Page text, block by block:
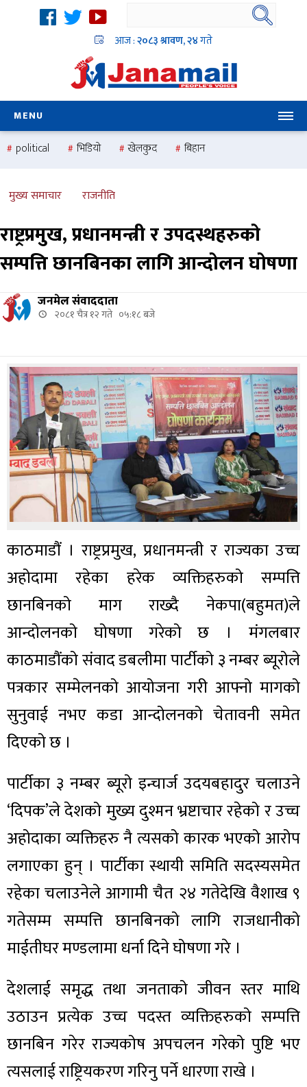
आज :२०८३ श्रावण, २४गते
MENU
political भिडियो खेलकुद
बिहान
national
health
मुख्य समाचार राजनीति
राष्ट्रप्रमुख, प्रधानमन्त्री र उपदस्थहरुको
सम्पत्ति छानबिनका लागि आन्दोलन घोषणा
जनमेल संवाददाता
२०८१ चैत्र १२ गते ०५:१८ बजे
काठमाडौं । राष्ट्रप्रमुख, प्रधानमन्त्री र राज्यका उच्च
अहोदामा रहेका हरेक व्यक्तिहरुको सम्पत्ति
छानबिनको माग राख्दै नेकपा(बहुमत)ले
आन्दोलनको घोषणा गरेको छ । मंगलबार
काठमाडौंको संवाद डबलीमा पार्टीको ३ नम्बर ब्यूरोले
पत्रकार सम्मेलनको आयोजना गरी आफ्नो मागको
सुनुवाई नभए कडा आन्दोलनको चेतावनी समेत
दिएको छ ।
पार्टीका ३ नम्बर ब्यूरो इन्चार्ज उदयबहादुर चलाउने
‘दिपक’ले देशको मुख्य दुश्मन भ्रष्टाचार रहेको र उच्च
अहोदाका व्यक्तिहरु नै त्यसको कारक भएको आरोप
लगाएका हुन् । पार्टीका स्थायी समिति सदस्यसमेत
रहेका चलाउनेले आगामी चैत २४ गतेदेखि वैशाख ९
गतेसम्म सम्पत्ति छानबिनको लागि राजधानीको
माईतीघर मण्डलामा धर्ना दिने घोषणा गरे ।
देशलाई समृद्ध तथा जनताको जीवन स्तर माथि
उठाउन प्रत्येक उच्च पदस्त व्यक्तिहरुको सम्पत्ति
छानबिन गरेर राज्यकोष अपचलन गरेको पुष्टि भए
त्यसलाई राष्ट्रियकरण गरिनु पर्ने धारणा राखे ।